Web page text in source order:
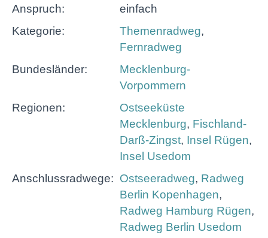
Anspruch:
einfach
Kategorie:
Themenradweg,
Fernradweg
Bundesländer:
Mecklenburg-
Vorpommern
Regionen:
Ostseeküste
Mecklenburg, Fischland-
Darß-Zingst, Insel Rügen,
Insel Usedom
Anschlussradwege: Ostseeradweg, Radweg
Berlin Kopenhagen,
Radweg Hamburg Rügen,
Radweg Berlin Usedom